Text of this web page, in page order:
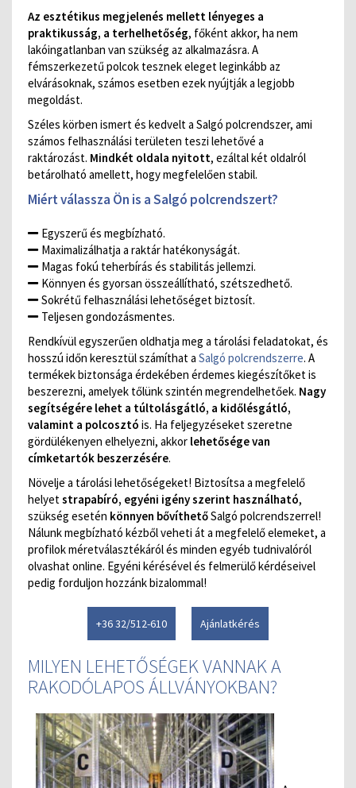
Az esztétikus megjelenés mellett lényeges a
praktikusság, a terhelhetőség, főként akkor, ha nem
lakóingatlanban van szükség az alkalmazásra. A
fémszerkezetű polcok tesznek eleget leginkább az
elvárásoknak, számos esetben ezek nyújtják a legjobb
megoldást.
Széles körben ismert és kedvelt a Salgó polcrendszer, ami
számos felhasználási területen teszi lehetővé a
raktározást. Mindkét oldala nyitott, ezáltal két oldalról
betárolható amellett, hogy megfelelően stabil.
Miért válassza Ön is a Salgó polcrendszert?
Egyszerű és megbízható.
Maximalizálhatja a raktár hatékonyságát.
Magas fokú teherbírás és stabilitás jellemzi.
Könnyen és gyorsan összeállítható, szétszedhető.
Sokrétű felhasználási lehetőséget biztosít.
Teljesen gondozásmentes.
Rendkívül egyszerűen oldhatja meg a tárolási feladatokat, és
hosszú időn keresztül számíthat a Salgó polcrendszerre. A
termékek biztonsága érdekében érdemes kiegészítőket is
beszerezni, amelyek tőlünk szintén megrendelhetőek. Nagy
segítségére lehet a túltolásgátló, a kidőlésgátló,
valamint a polcosztó is. Ha feljegyzéseket szeretne
gördülékenyen elhelyezni, akkor lehetősége van
címketartók beszerzésére.
Növelje a tárolási lehetőségeket! Biztosítsa a megfelelő
helyet strapabíró, egyéni igény szerint használható,
szükség esetén könnyen bővíthetőSalgó polcrendszerrel!
Nálunk megbízható kézből veheti át a megfelelő elemeket, a
profilok méretválasztékáról és minden egyéb tudnivalóról
olvashat online. Egyéni kérésével és felmerülő kérdéseivel
pedig forduljon hozzánk bizalommal!
+36 32/512-610 Ajánlatkérés
MILYEN LEHETŐSÉGEK VANNAK A
RAKODÓLAPOS ÁLLVÁNYOKBAN?